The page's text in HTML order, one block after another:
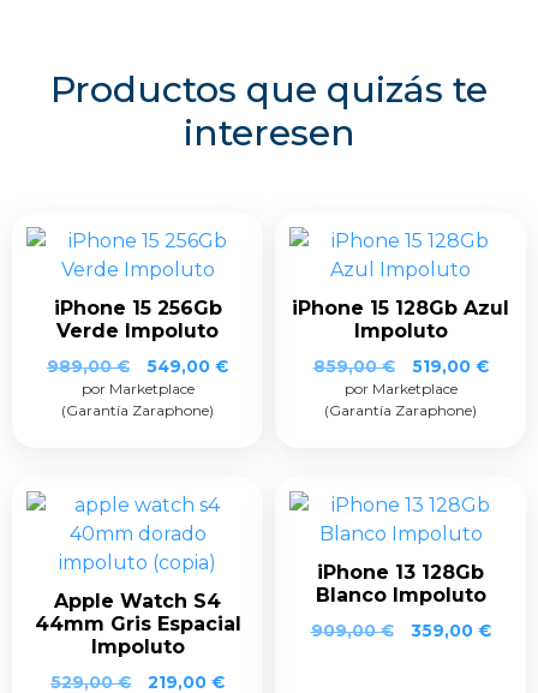
Productos que quizás te
interesen
iPhone 15 256Gb
Verde Impoluto
989,00€ 549,00 €
por Marketplace
(Garantía Zaraphone)
iPhone 15 128Gb Azul
Impoluto
859,00€ 519,00 €
por Marketplace
(Garantía Zaraphone)
Apple Watch S4
44mm Gris Espacial
Impoluto
529,00€ 219,00 €
iPhone 13 128Gb
Blanco Impoluto
909,00€ 359,00 €